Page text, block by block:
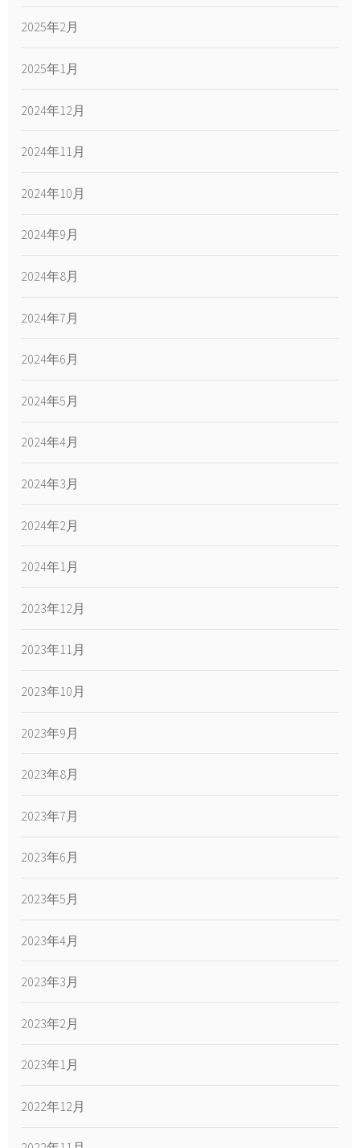
2025年2月
2025年1月
2024年12月
2024年11月
2024年10月
2024年9月
2024年8月
2024年7月
2024年6月
2024年5月
2024年4月
2024年3月
2024年2月
2024年1月
2023年12月
2023年11月
2023年10月
2023年9月
2023年8月
2023年7月
2023年6月
2023年5月
2023年4月
2023年3月
2023年2月
2023年1月
2022年12月